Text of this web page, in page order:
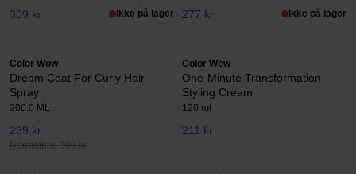
309 kr Ikke på lager 277 kr Ikke på lager
Color Wow
Dream Coat For Curly Hair
Spray
200.0 ML
239 kr
Normalpris 309 kr
Color Wow
One-Minute Transformation
Styling Cream
120 ml
211 kr